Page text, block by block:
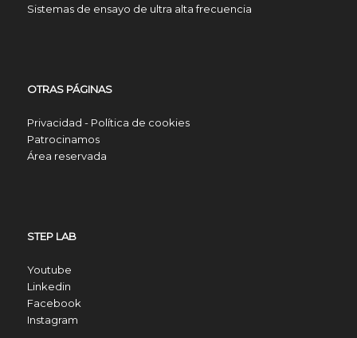
Sistemas de ensayo de ultra alta frecuencia
OTRAS PÁGINAS
Privacidad - Política de cookies
Patrocinamos
Área reservada
STEP LAB
Youtube
Linkedin
Facebook
Instagram